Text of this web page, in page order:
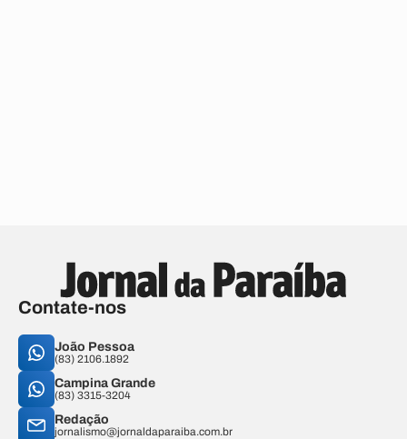
Contate-nos
João Pessoa
(83) 2106.1892
Campina Grande
(83) 3315-3204
Redação
jornalismo@jornaldaparaiba.com.br